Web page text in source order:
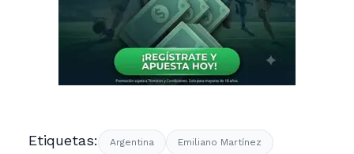
Etiquetas: Argentina Emiliano Martínez